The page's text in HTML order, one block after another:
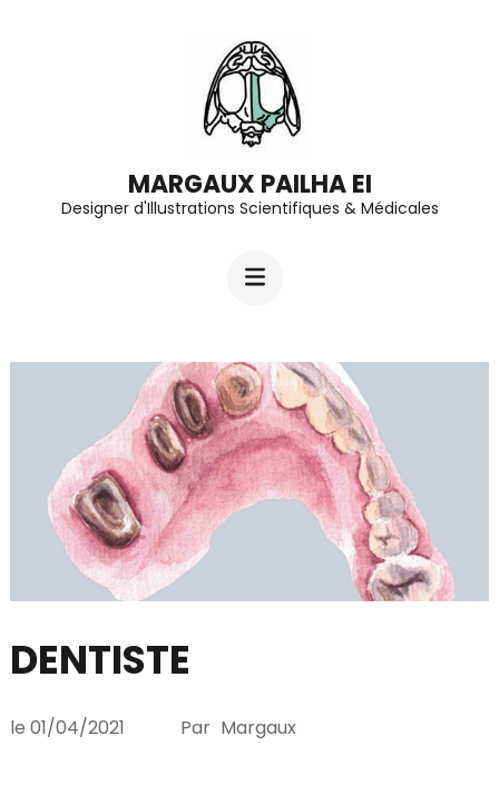
MARGAUX PAILHA EI
Designer d'Illustrations Scientifiques & Médicales
DENTISTE
le 01/04/2021 Par Margaux